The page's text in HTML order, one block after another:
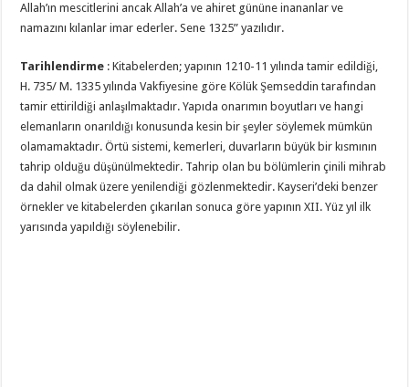
Allah’ın mescitlerini ancak Allah’a ve ahiret gününe inananlar ve
namazını kılanlar imar ederler. Sene 1325” yazılıdır.
Tarihlendirme : Kitabelerden; yapının 1210-11 yılında tamir edildiği,
H. 735/ M. 1335 yılında Vakfiyesine göre Kölük Şemseddin tarafından
tamir ettirildiği anlaşılmaktadır. Yapıda onarımın boyutları ve hangi
elemanların onarıldığı konusunda kesin bir şeyler söylemek mümkün
olamamaktadır. Örtü sistemi, kemerleri, duvarların büyük bir kısmının
tahrip olduğu düşünülmektedir. Tahrip olan bu bölümlerin çinili mihrab
da dahil olmak üzere yenilendiği gözlenmektedir. Kayseri’deki benzer
örnekler ve kitabelerden çıkarılan sonuca göre yapının XII. Yüz yıl ilk
yarısında yapıldığı söylenebilir.